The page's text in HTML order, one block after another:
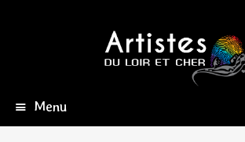
Menu